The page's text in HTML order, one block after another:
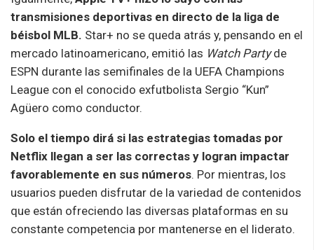
transmisiones deportivas en directo de la liga de
béisbol MLB. Star+ no se queda atrás y, pensando en el
mercado latinoamericano, emitió las Watch Partyde
ESPN durante las semifinales de la UEFA Champions
League con el conocido exfutbolista Sergio “Kun”
Agüero como conductor.
Solo el tiempo dirá si las estrategias tomadas por
Netflix llegan a ser las correctas y logran impactar
favorablemente en sus números. Por mientras, los
usuarios pueden disfrutar de la variedad de contenidos
que están ofreciendo las diversas plataformas en su
constante competencia por mantenerse en el liderato.